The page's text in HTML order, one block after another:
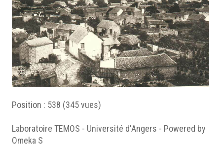
Position : 538 (345vues)
Laboratoire TEMOS - Université d'Angers - Powered by
Omeka S